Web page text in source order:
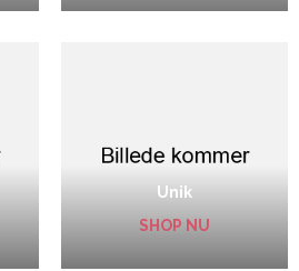
Unik
SHOP NU